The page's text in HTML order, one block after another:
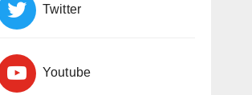
Twitter
Youtube